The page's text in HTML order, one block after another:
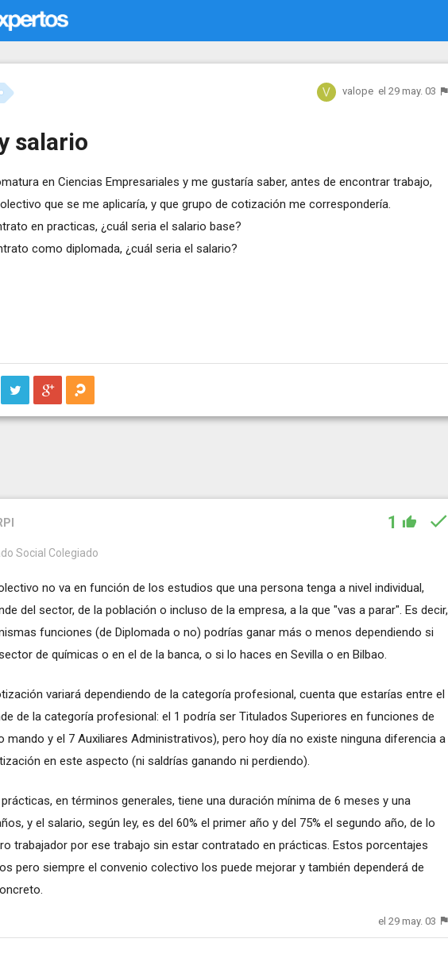
valope el 29 may. 03
salario
en Ciencias Empresariales y me gustaría saber, antes de encontrar trabajo,
que se me aplicaría, y que grupo de cotización me correspondería.
en practicas, ¿cuál seria el salario base?
como diplomada, ¿cuál seria el salario?
1
Social Colegiado
no va en función de los estudios que una persona tenga a nivel individual,
del sector, de la población o incluso de la empresa, a la que "vas a parar". Es decir,
funciones (de Diplomada o no) podrías ganar más o menos dependiendo si
de químicas o en el de la banca, o si lo haces en Sevilla o en Bilbao.
variará dependiendo de la categoría profesional, cuenta que estarías entre el
de la categoría profesional: el 1 podría ser Titulados Superiores en funciones de
mando y el 7 Auxiliares Administrativos), pero hoy día no existe ninguna diferencia a
en este aspecto (ni saldrías ganando ni perdiendo).
en términos generales, tiene una duración mínima de 6 meses y una
y el salario, según ley, es del 60% el primer año y del 75% el segundo año, de lo
trabajador por ese trabajo sin estar contratado en prácticas. Estos porcentajes
pero siempre el convenio colectivo los puede mejorar y también dependerá de
el 29 may. 03